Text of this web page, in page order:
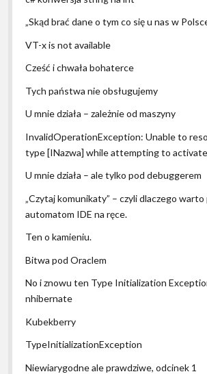
„Skąd brać dane o tym co się u nas w
VT-x is not available
Cześć i chwała bohaterce
Tych państwa nie obsługujemy
U mnie działa – zależnie od maszyny
InvalidOperationException: Unable to
type [INazwa] while attempting to
U mnie działa – ale tylko pod debuggerem
„Czytaj komunikaty” – czyli dlaczego
automatom IDE na ręce.
Ten o kamieniu.
Bitwa pod Oraclem
No i znowu ten Type Initialization
nhibernate
Kubekberry
TypeInitializationException
Niewiarygodne ale prawdziwe, odcinek 1